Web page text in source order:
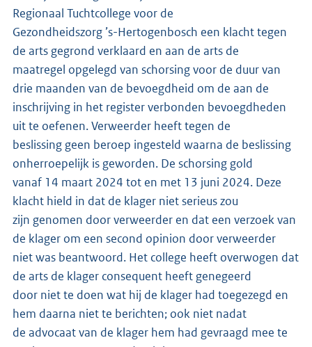
Regionaal Tuchtcollege voor de
Gezondheidszorg ’s-Hertogenbosch een klacht tegen
de arts gegrond verklaard en aan de arts de
maatregel opgelegd van schorsing voor de duur van
drie maanden van de bevoegdheid om de aan de
inschrijving in het register verbonden bevoegdheden
uit te oefenen. Verweerder heeft tegen de
beslissing geen beroep ingesteld waarna de beslissing
onherroepelijk is geworden. De schorsing gold
vanaf 14 maart 2024 tot en met 13 juni 2024. Deze
klacht hield in dat de klager niet serieus zou
zijn genomen door verweerder en dat een verzoek van
de klager om een second opinion door verweerder
niet was beantwoord. Het college heeft overwogen dat
de arts de klager consequent heeft genegeerd
door niet te doen wat hij de klager had toegezegd en
hem daarna niet te berichten; ook niet nadat
de advocaat van de klager hem had gevraagd mee te